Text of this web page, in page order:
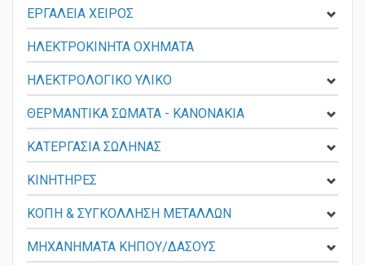
ΕΡΓΑΛΕΙΑ ΧΕΙΡΟΣ
ΗΛΕΚΤΡΟΚΙΝΗΤΑ ΟΧΗΜΑΤΑ
ΗΛΕΚΤΡΟΛΟΓΙΚΟ ΥΛΙΚΟ
ΘΕΡΜΑΝΤΙΚΑ ΣΩΜΑΤΑ - KANONAKIA
ΚΑΤΕΡΓΑΣΙΑ ΣΩΛΗΝΑΣ
ΚΙΝΗΤΗΡΕΣ
ΚΟΠΗ & ΣΥΓΚΟΛΛΗΣΗ ΜΕΤΑΛΛΩΝ
ΜΗΧΑΝΗΜΑΤΑ ΚΗΠΟΥ/ΔΑΣΟΥΣ